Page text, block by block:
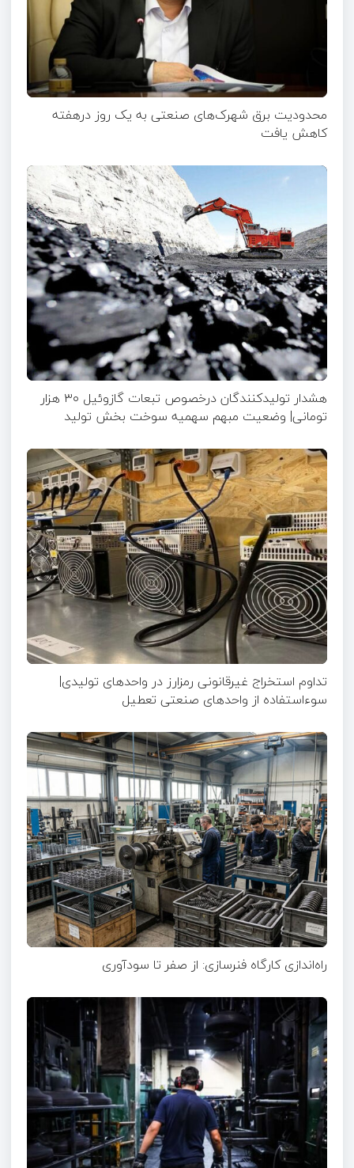
محدودیت برق شهرک‌های صنعتی به یک روز درهفته
کاهش یافت
هشدار تولیدکنندگان درخصوص تبعات گازوئیل ۳۰ هزار
تومانی| وضعیت مبهم سهمیه سوخت بخش تولید
تداوم استخراج غیرقانونی رمزارز در واحدهای تولیدی|
سوءاستفاده از واحدهای صنعتی تعطیل
راه‌اندازی کارگاه فنرسازی: از صفر تا سودآوری